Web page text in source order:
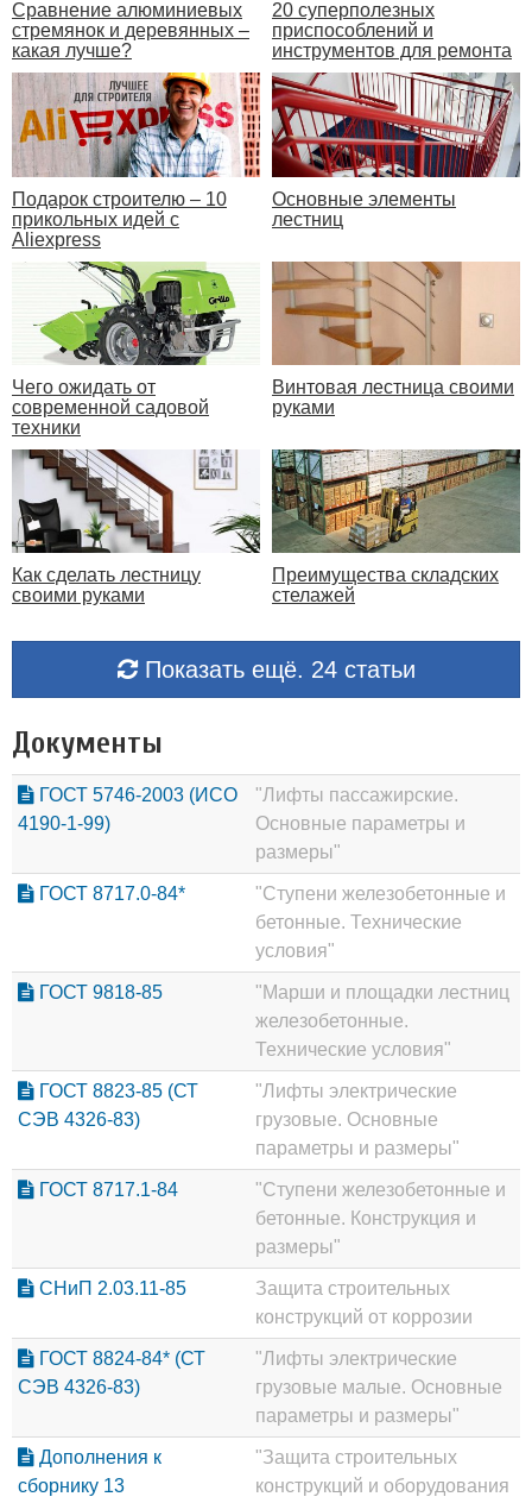
Сравнение алюминиевых
стремянок и деревянных –
какая лучше?
20 суперполезных
приспособлений и
инструментов для ремонта
Подарок строителю – 10
прикольных идей с
Aliexpress
Основные элементы
лестниц
Чего ожидать от
современной садовой
техники
Винтовая лестница своими
руками
Как сделать лестницу
своими руками
Преимущества складских
стелажей
Показать ещё. 24 статьи
Документы
ГОСТ 5746-2003 (ИСО
4190-1-99)
"Лифты пассажирские.
Основные параметры и
размеры"
ГОСТ 8717.0-84*
"Ступени железобетонные и
бетонные. Технические
условия"
ГОСТ 9818-85
"Марши и площадки лестниц
железобетонные.
Технические условия"
ГОСТ 8823-85 (СТ
СЭВ 4326-83)
"Лифты электрические
грузовые. Основные
параметры и размеры"
ГОСТ 8717.1-84
"Ступени железобетонные и
бетонные. Конструкция и
размеры"
СНиП 2.03.11-85
Защита строительных
конструкций от коррозии
ГОСТ 8824-84* (СТ
СЭВ 4326-83)
"Лифты электрические
грузовые малые. Основные
параметры и размеры"
Дополнения к
сборнику 13
"Защита строительных
конструкций и оборудования